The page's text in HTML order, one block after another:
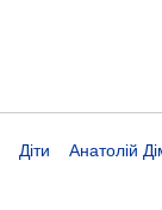
Діти Анатолій